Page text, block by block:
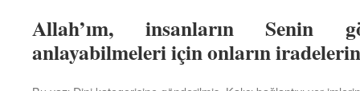
Allah’ım, insanların Senin
anlayabilmeleri için onların